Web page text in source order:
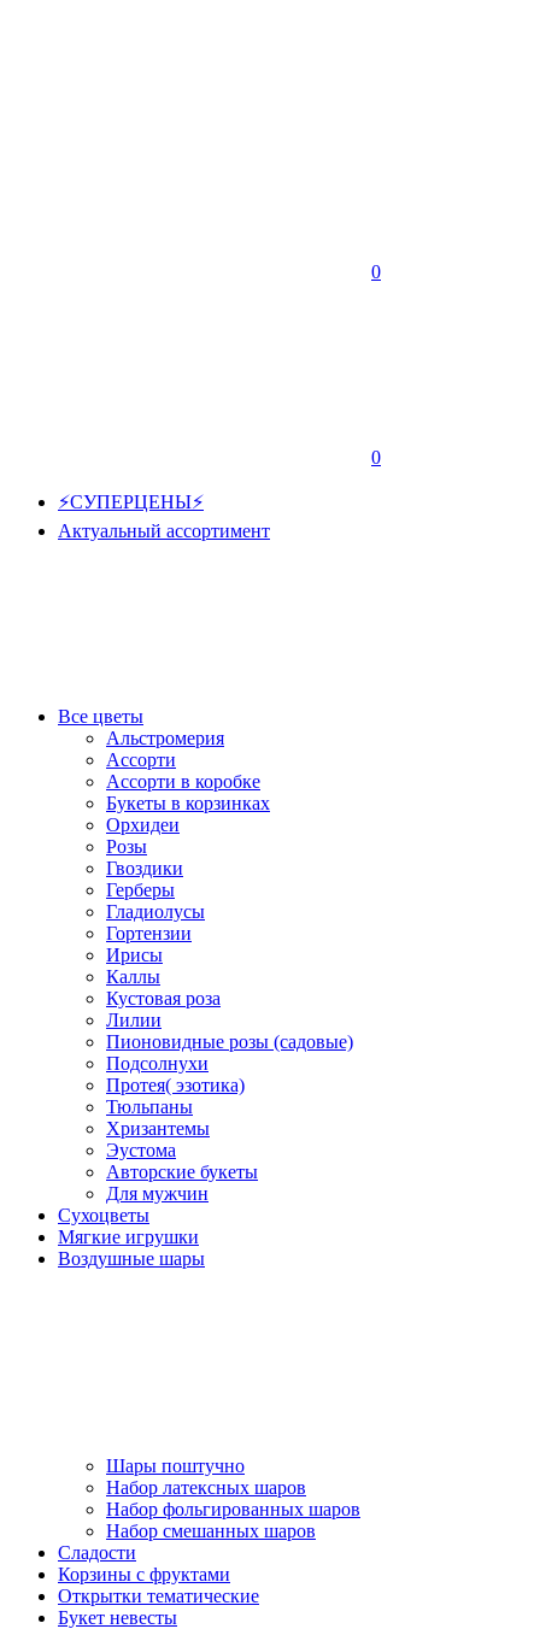
0
0
⚡СУПЕРЦЕНЫ⚡
Актуальный ассортимент
Все цветы
Альстромерия
Ассорти
Ассорти в коробке
Букеты в корзинках
Орхидеи
Розы
Гвоздики
Герберы
Гладиолусы
Гортензии
Ирисы
Каллы
Кустовая роза
Лилии
Пионовидные розы (садовые)
Подсолнухи
Протея( эзотика)
Тюльпаны
Хризантемы
Эустома
Авторские букеты
Для мужчин
Сухоцветы
Мягкие игрушки
Воздушные шары
Шары поштучно
Набор латексных шаров
Набор фольгированных шаров
Набор смешанных шаров
Сладости
Корзины с фруктами
Открытки тематические
Букет невесты